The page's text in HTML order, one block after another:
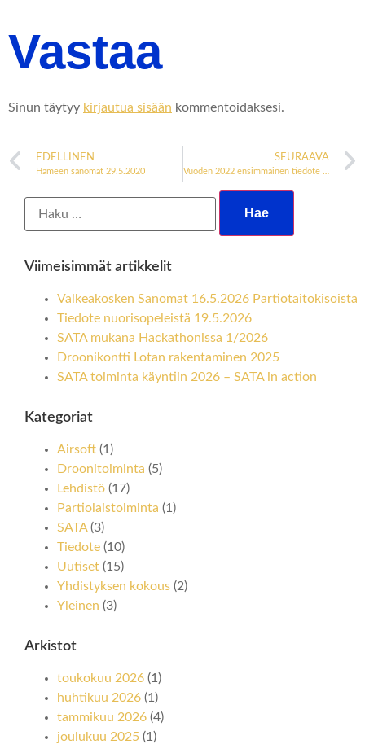
Vastaa
Sinun täytyy kirjautua sisään kommentoidaksesi.
EDELLINEN
Hämeen sanomat 29.5.2020
SEURAAVA
Viimeisimmät artikkelit
Valkeakosken Sanomat 16.5.2026 Partiotaitokisoista
Tiedote nuorisopeleistä 19.5.2026
SATA mukana Hackathonissa 1/2026
Droonikontti Lotan rakentaminen 2025
SATA toiminta käyntiin 2026 – SATA in action
Kategoriat
Airsoft (1)
Droonitoiminta (5)
Lehdistö (17)
Partiolaistoiminta (1)
SATA(3)
Tiedote (10)
Uutiset (15)
Yhdistyksen kokous (2)
Yleinen (3)
Arkistot
toukokuu 2026 (1)
huhtikuu 2026 (1)
tammikuu 2026 (4)
joulukuu 2025 (1)